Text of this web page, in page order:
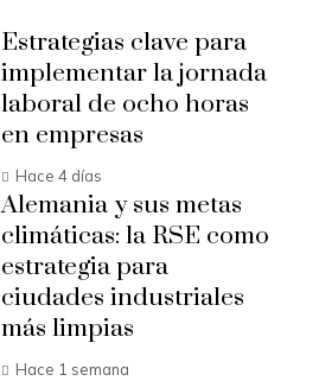
Estrategias clave para
implementar la jornada
laboral de ocho horas
en empresas
Hace 4 días
Alemania y sus metas
climáticas: la RSE como
estrategia para
ciudades industriales
más limpias
Hace 1 semana